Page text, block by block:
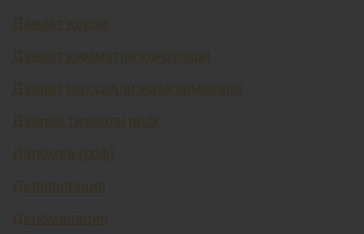
Давлат қарзи
Давлат қимматли қоғозлари
Давлат мақсадли жамғармалари
Даврий тизимли риск
Даромад (соф)
Девальвация
Деноминация